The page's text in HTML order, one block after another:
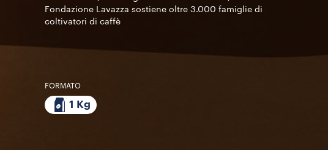
Fondazione Lavazza sostiene oltre 3.000 famiglie di
coltivatori di caffè
FORMATO
1 Kg